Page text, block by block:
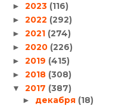
► 2023 (116)
► 2022 (292)
► 2021 (274)
► 2020 (226)
► 2019 (415)
► 2018 (308)
▼ 2017 (387)
► декабря (18)